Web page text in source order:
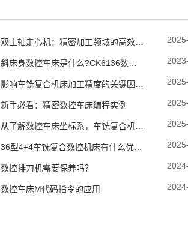
新手必看：精密数控车床编程实例
数控排刀机需要保养吗？
数控车床M代码指令的应用